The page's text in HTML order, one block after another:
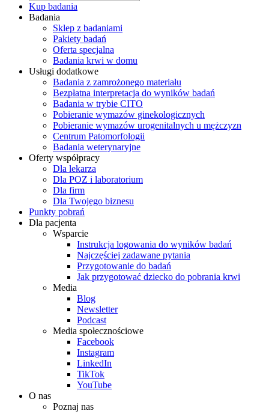
Kup badania
Badania
Sklep z badaniami
Pakiety badań
Oferta specjalna
Badania krwi w domu
Usługi dodatkowe
Badania z zamrożonego materiału
Bezpłatna interpretacja do wyników badań
Badania w trybie CITO
Pobieranie wymazów ginekologicznych
Pobieranie wymazów urogenitalnych u mężczyzn
Centrum Patomorfologii
Badania weterynaryjne
Oferty współpracy
Dla lekarza
Dla POZ i laboratorium
Dla firm
Dla Twojego biznesu
Punkty pobrań
Dla pacjenta
Wsparcie
Instrukcja logowania do wyników badań
Najczęściej zadawane pytania
Przygotowanie do badań
Jak przygotować dziecko do pobrania krwi
Media
Blog
Newsletter
Podcast
Media społecznościowe
Facebook
Instagram
LinkedIn
TikTok
YouTube
O nas
Poznaj nas